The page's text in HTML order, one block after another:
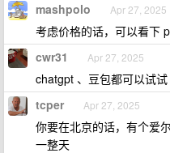
mashpolo Apr 27, 2025
考虑价格的话，可以看下
cwr31 Apr 27, 2025
chatgpt 、豆包都可以试试
tcper Apr 27, 2025
你要在北京的话，有个爱
一整天